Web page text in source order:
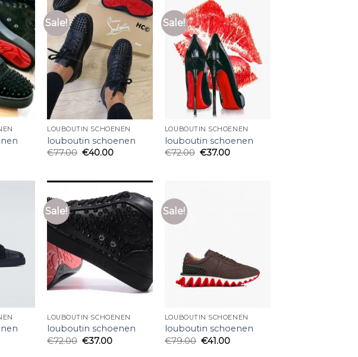
Sale!
LOUBOUTIN SCHOENEN
louboutin schoenen
€77.00 €40.00
Sale!
LOUBOUTIN SCHOENEN
louboutin schoenen
€72.00 €37.00
Sale!
LOUBOUTIN SCHOENEN
louboutin schoenen
€72.00 €37.00
Sale!
LOUBOUTIN SCHOENEN
louboutin schoenen
€79.00 €41.00